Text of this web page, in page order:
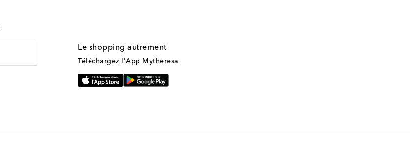
Le shopping autrement
Téléchargez l'App Mytheresa